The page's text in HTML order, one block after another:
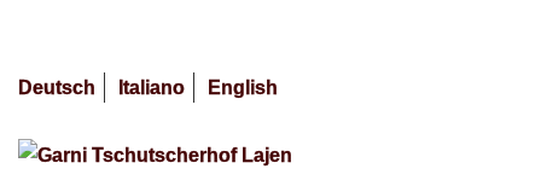
Deutsch Italiano English